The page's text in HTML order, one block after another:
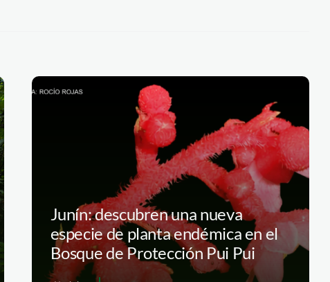
Junín: descubren una nueva
especie de planta endémica en el
Bosque de Protección Pui Pui